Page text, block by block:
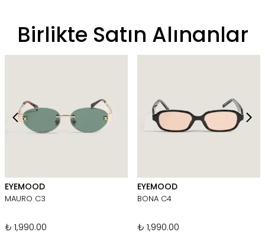
Birlikte Satın Alınanlar
EYEMOOD
MAURO C3
₺ 1,990.00
EYEMOOD
BONA C4
₺ 1,990.00